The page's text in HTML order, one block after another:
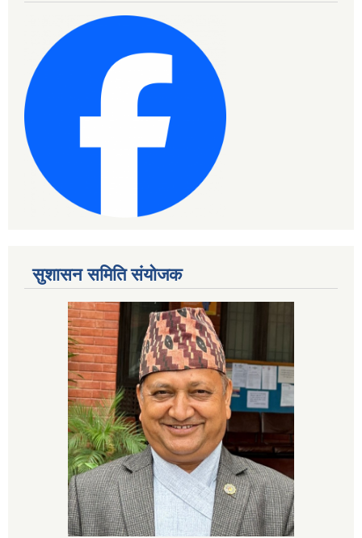
सुशासन समिति संयोजक